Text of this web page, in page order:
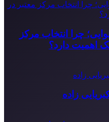
چرا انتخاب مرکز
اهمیت دارد؟
زاده